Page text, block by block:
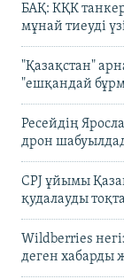
БАҚ: КҚК
мұнай тиеуді
"Қазақстан"
"ешқандай
Ресейдің
дрон
CPJ ұйымы
қудалауды
Wildberries
деген хабарды